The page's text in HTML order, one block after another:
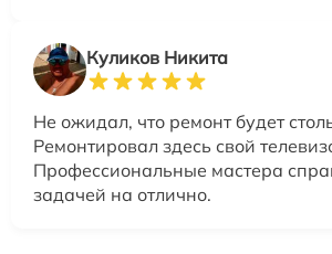
Куликов Никита
Не ожидал, что ремонт будет
Ремонтировал здесь свой
Профессиональные мастера
задачей на отлично.